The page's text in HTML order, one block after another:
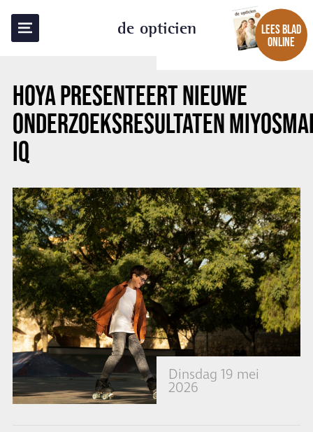
de opticien
LEES BLAD
ONLINE
HOYA PRESENTEERT NIEUWE
ONDERZOEKSRESULTATEN
IQ
Dinsdag 19 mei
2026
TERUG NAAR OVERZICHT